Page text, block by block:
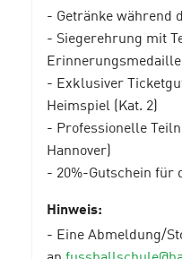
- Getränke während
- Siegerehrung mit
Erinnerungsmedaille
- Exklusiver
Heimspiel (Kat. 2)
- Professionelle
Hannover)
- 20%-Gutschein für
Hinweis:
- Eine Abmeldung/